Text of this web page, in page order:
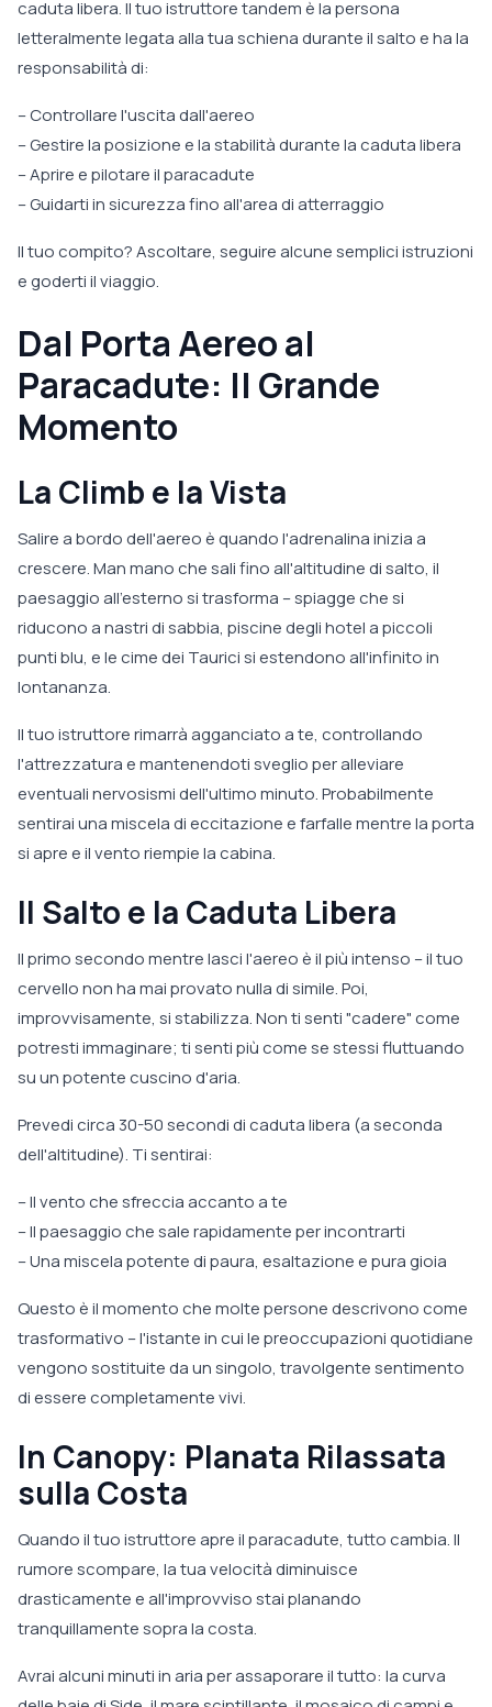
caduta libera. Il tuo istruttore tandem è la persona
letteralmente legata alla tua schiena durante il salto e ha la
responsabilità di:
– Controllare l'uscita dall'aereo
– Gestire la posizione e la stabilità durante la caduta libera
– Aprire e pilotare il paracadute
– Guidarti in sicurezza fino all'area di atterraggio
Il tuo compito? Ascoltare, seguire alcune semplici istruzioni
e goderti il viaggio.
Dal Porta Aereo al
Paracadute: Il Grande
Momento
La Climb e la Vista
Salire a bordo dell'aereo è quando l'adrenalina inizia a
crescere. Man mano che sali fino all'altitudine di salto, il
paesaggio all'esterno si trasforma – spiagge che si
riducono a nastri di sabbia, piscine degli hotel a piccoli
punti blu, e le cime dei Taurici si estendono all'infinito in
lontananza.
Il tuo istruttore rimarrà agganciato a te, controllando
l'attrezzatura e mantenendoti sveglio per alleviare
eventuali nervosismi dell'ultimo minuto. Probabilmente
sentirai una miscela di eccitazione e farfalle mentre la porta
si apre e il vento riempie la cabina.
Il Salto e la Caduta Libera
Il primo secondo mentre lasci l'aereo è il più intenso – il tuo
cervello non ha mai provato nulla di simile. Poi,
improvvisamente, si stabilizza. Non ti senti "cadere" come
potresti immaginare; ti senti più come se stessi fluttuando
su un potente cuscino d'aria.
Prevedi circa 30-50 secondi di caduta libera (a seconda
dell'altitudine). Ti sentirai:
– Il vento che sfreccia accanto a te
– Il paesaggio che sale rapidamente per incontrarti
– Una miscela potente di paura, esaltazione e pura gioia
Questo è il momento che molte persone descrivono come
trasformativo – l'istante in cui le preoccupazioni quotidiane
vengono sostituite da un singolo, travolgente sentimento
di essere completamente vivi.
In Canopy: Planata Rilassata
sulla Costa
Quando il tuo istruttore apre il paracadute, tutto cambia. Il
rumore scompare, la tua velocità diminuisce
drasticamente e all'improvviso stai planando
tranquillamente sopra la costa.
Avrai alcuni minuti in aria per assaporare il tutto: la curva